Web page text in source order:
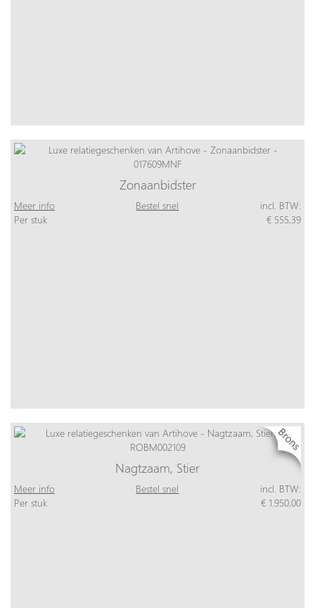
Zonaanbidster
Meer info Bestel snel
incl. BTW:
Per stuk
€ 555,39
Nagtzaam, Stier
Meer info Bestel snel
incl. BTW:
Per stuk
€ 1.950,00